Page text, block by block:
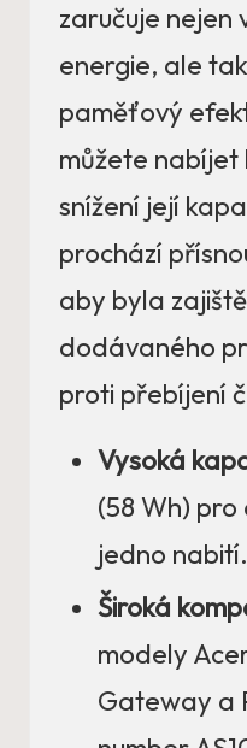
zaručuje nejen
energie, ale
paměťový
můžete nabíjet
snížení její
prochází
aby byla
dodávaného
proti přebíjení
Vysoká
(58 Wh)
jedno nabití.
Široká
modely
Gateway a